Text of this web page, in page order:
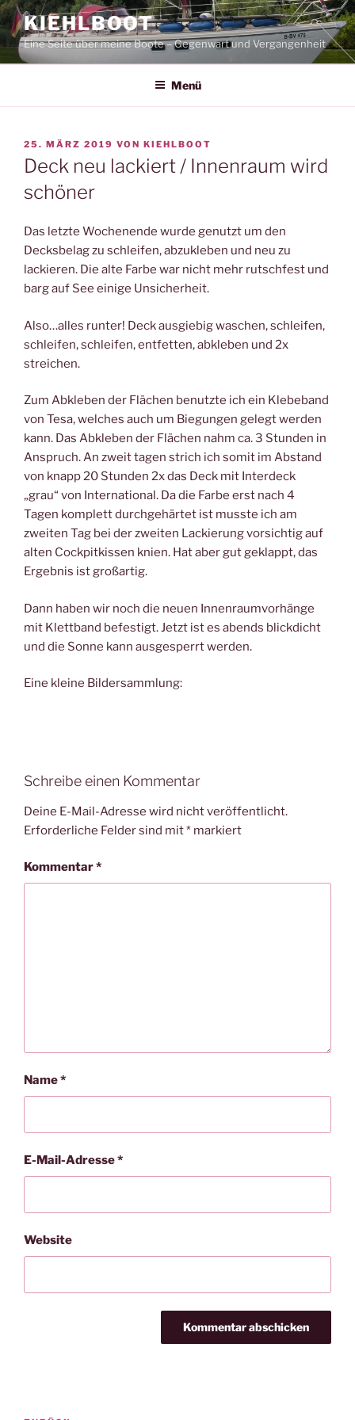
Zum
Inhalt
springen
KIEHLBOOT
Eine Seite über meine Boote – Gegenwart und Vergangenheit
Menü
VERÖFFENTLICHT
AM
25. MÄRZ 2019 VON KIEHLBOOT
Deck neu lackiert / Innenraum wird
schöner
Das letzte Wochenende wurde genutzt um den
Decksbelag zu schleifen, abzukleben und neu zu
lackieren. Die alte Farbe war nicht mehr rutschfest und
barg auf See einige Unsicherheit.
Also…alles runter! Deck ausgiebig waschen, schleifen,
schleifen, schleifen, entfetten, abkleben und 2x
streichen.
Zum Abkleben der Flächen benutzte ich ein Klebeband
von Tesa, welches auch um Biegungen gelegt werden
kann. Das Abkleben der Flächen nahm ca. 3 Stunden in
Anspruch. An zweit tagen strich ich somit im Abstand
von knapp 20 Stunden 2x das Deck mit Interdeck
„grau“ von International. Da die Farbe erst nach 4
Tagen komplett durchgehärtet ist musste ich am
zweiten Tag bei der zweiten Lackierung vorsichtig auf
alten Cockpitkissen knien. Hat aber gut geklappt, das
Ergebnis ist großartig.
Dann haben wir noch die neuen Innenraumvorhänge
mit Klettband befestigt. Jetzt ist es abends blickdicht
und die Sonne kann ausgesperrt werden.
Eine kleine Bildersammlung:
Schreibe einen Kommentar
Deine E-Mail-Adresse wird nicht veröffentlicht.
Erforderliche Felder sind mit* markiert
Kommentar*
Name*
E-Mail-Adresse*
Website
Beitragsnavigation